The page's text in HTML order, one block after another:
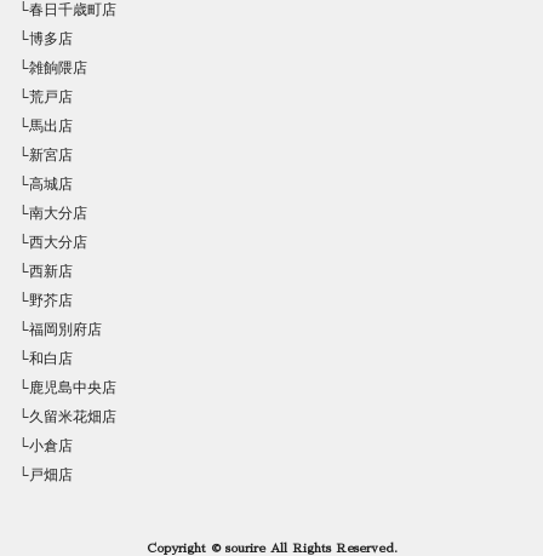
└春日千歳町店
└博多店
└雑餉隈店
└荒戸店
└馬出店
└新宮店
└高城店
└南大分店
└西大分店
└西新店
└野芥店
└福岡別府店
└和白店
└鹿児島中央店
└久留米花畑店
└小倉店
└戸畑店
Copyright © sourire All Rights Reserved.